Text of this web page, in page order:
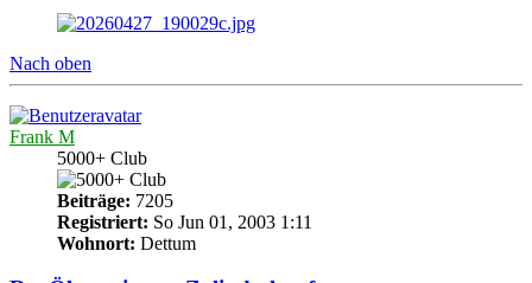
Nach oben
Frank M
5000+ Club
Beiträge: 7205
Registriert: So Jun 01, 2003 1:11
Wohnort: Dettum